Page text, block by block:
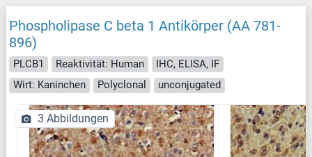
Phospholipase C beta 1 Antikörper (AA 781-
896)
PLCB1 Reaktivität: Human
IHC, ELISA, IF
Wirt: Kaninchen
Polyclonal unconjugated
3 Abbildungen